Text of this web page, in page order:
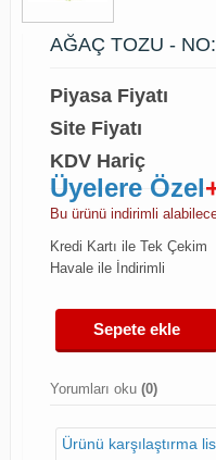
AĞAÇ TOZU -
Piyasa Fiyatı
Site Fiyatı
KDV Hariç
Üyelere Özel
Bu ürünü indirimli
Kredi Kartı ile Tek Çekim
Havale ile İndirimli
Sepete ekle
Yorumları oku (0)
Ürünü karşılaştırma